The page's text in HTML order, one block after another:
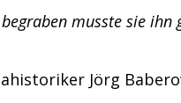
musste sie
Jörg